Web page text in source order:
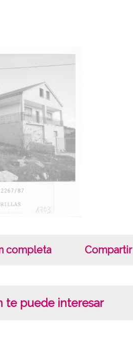
completa Compartir
te puede interesar